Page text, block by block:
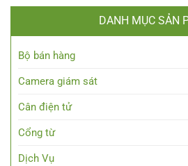
DANH MỤC SẢN
Bộ bán hàng
Camera giám sát
Cân điện tử
Cổng từ
Dịch Vụ